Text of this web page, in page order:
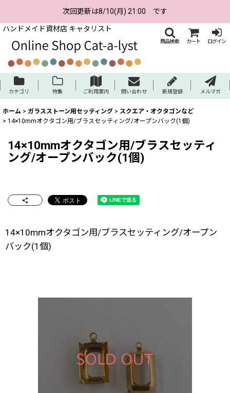
次回更新は8/10(月) 21:00 です
ハンドメイド資材店 キャタリスト
商品検索 カート ログイン
カテゴリ 特集 ご利用案内 問い合わせ 新規登録 メルマガ
ホーム > ガラスストーン用セッティング > スクエア・オクタゴンなど
> 14×10mmオクタゴン用/ブラスセッティング/オープンバック(1個)
14×10mmオクタゴン用/ブラスセッティ
ング/オープンバック(1個)
14×10mmオクタゴン用/ブラスセッティング/オープン
バック(1個)